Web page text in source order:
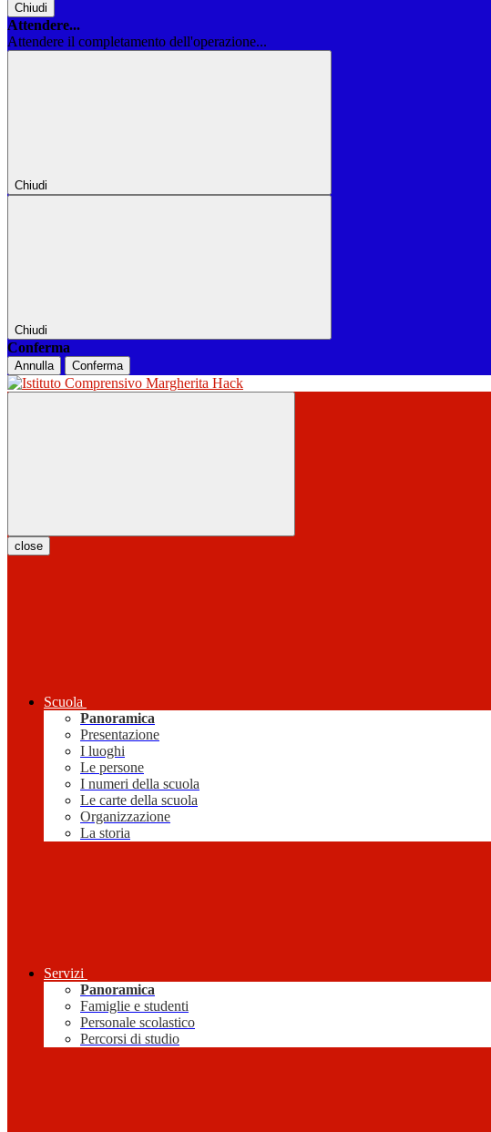
Chiudi
Attendere...
Attendere il completamento dell'operazione...
Chiudi
Chiudi
Conferma
Annulla Conferma
close
Scuola
Panoramica
Presentazione
I luoghi
Le persone
I numeri della scuola
Le carte della scuola
Organizzazione
La storia
Servizi
Panoramica
Famiglie e studenti
Personale scolastico
Percorsi di studio